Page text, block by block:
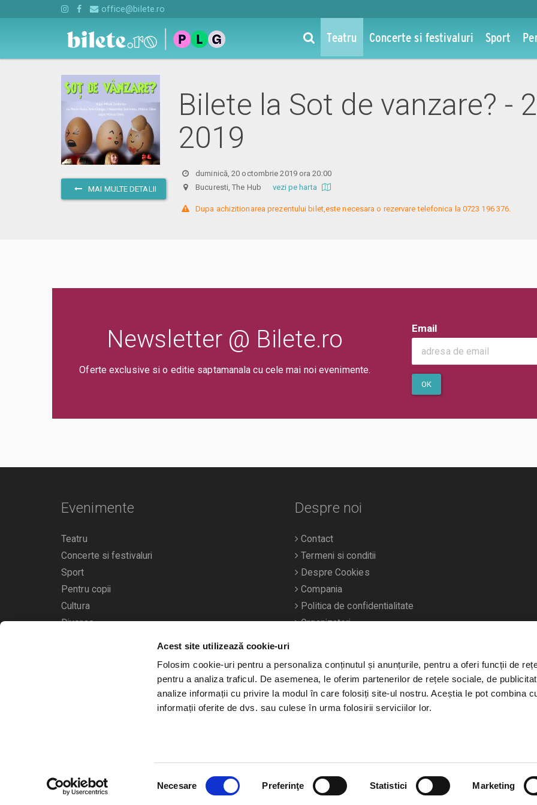
Acest site utilizează cookie-uri
Folosim cookie-uri pentru a personaliza conținutul și anunțurile, pentru a oferi funcții de
pentru a analiza traficul. De asemenea, le oferim partenerilor de rețele sociale, de
analize informații cu privire la modul în care folosiți site-ul nostru. Aceștia le pot combina
informații oferite de dvs. sau culese în urma folosirii serviciilor lor.
consimțământului
Necesare Preferinţe Statistici Marketing
office@bilete.ro
Teatru Concerte si festivaluri Sport
MAI MULTE DETALII
Bilete la Sot de vanzare? -
2019
duminică, 20 octombrie 2019 ora 20:00
Bucuresti, The Hub vezi pe harta
Dupa achizitionarea prezentului bilet,este necesara o rezervare telefonica la 0723 196 376.
Newsletter @ Bilete.ro
Oferte exclusive si o editie saptamanala cu cele mai noi evenimente.
Email
OK
Evenimente
Teatru
Concerte si festivaluri
Sport
Pentru copii
Cultura
Diverse
Calendarul evenimentelor
Despre noi
Contact
Termeni si conditii
Despre Cookies
Compania
Politica de confidentialitate
Organizatori
Bilete.ro
A.N.P.C.
O.D.R.